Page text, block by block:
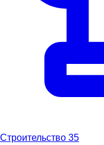
Строительство 35